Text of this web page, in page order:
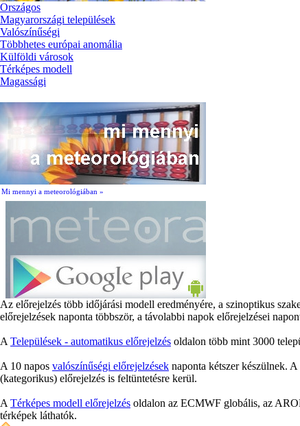
Országos
Magyarországi települések
Valószínűségi
Többhetes európai anomália
Külföldi városok
Térképes modell
Magassági
Mi mennyi a meteorológiában »
Az előrejelzés több időjárási modell eredményére, a szinoptikus
előrejelzések naponta többször, a távolabbi napok előrejelzései
A Települések - automatikus előrejelzés oldalon több mint 3000
A 10 napos valószínűségi előrejelzések naponta kétszer készülnek.
(kategorikus) előrejelzés is feltüntetésre kerül.
A Térképes modell előrejelzés oldalon az ECMWF globális, az
térképek láthatók.